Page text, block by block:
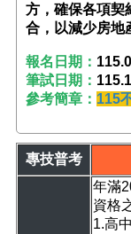
方，確保各項契
合，以減少房地
報名日期：
筆試日期：
參考簡章： 115
專技普考
年滿
資格
1.高